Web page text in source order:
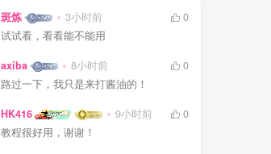
斑炼 3小时前
0
试试看，看看能不能用
axiba 8小时前
0
路过一下，我只是来打酱油的！
HK416 9小时前
0
教程很好用，谢谢！